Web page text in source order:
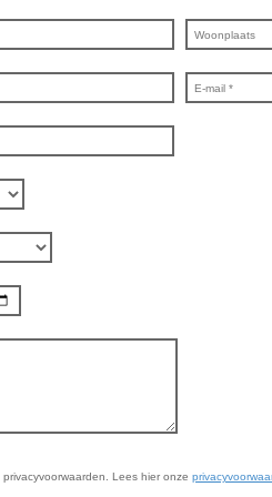
Lees hier onze